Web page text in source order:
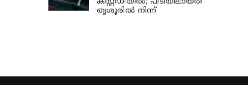
തൃശൂരില്‍ നിന്ന്